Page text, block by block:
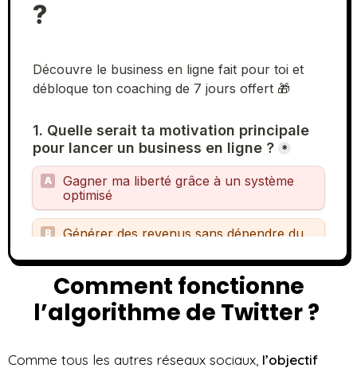
Comment fonctionne
l’algorithme de Twitter ?
Comme tous les autres réseaux sociaux, l’objectif